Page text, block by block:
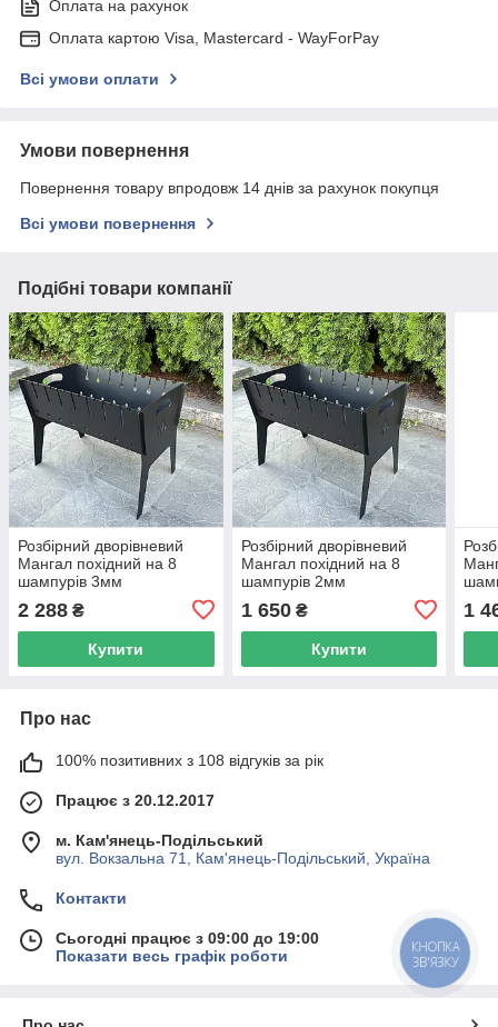
Оплата на рахунок
Оплата картою Visa, Mastercard - WayForPay
Всі умови оплати
Умови повернення
Повернення товару впродовж 14 днів за рахунок покупця
Всі умови повернення
Подібні товари компанії
Розбірний дворівневий
Мангал похідний на 8
шампурів 3мм
2 288 ₴
Купити
Розбірний дворівневий
Мангал похідний на 8
шампурів 2мм
1 650₴
Купити
1
Про нас
100% позитивних з 108 відгуків за рік
Працює з 20.12.2017
м. Кам'янець-Подільський
вул. Вокзальна 71, Кам'янець-Подільський, Україна
Контакти
Сьогодні працює з 09:00 до 19:00
Показати весь графік роботи
КНОПКА
ЗВ'ЯЗКУ